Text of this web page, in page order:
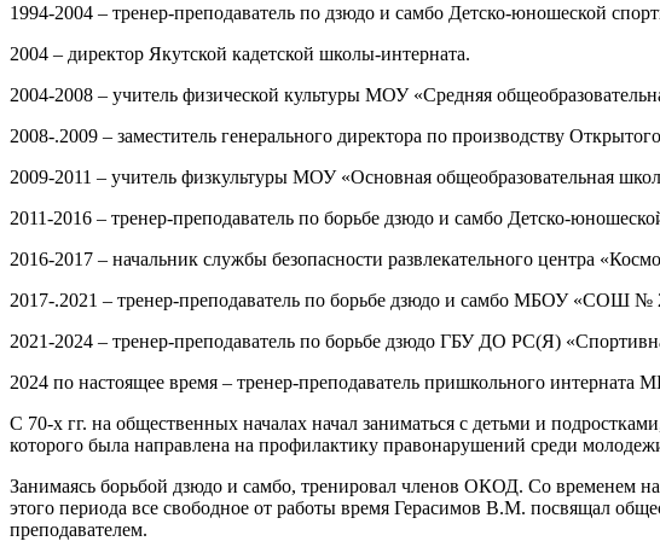
1994-2004 – тренер-преподаватель по дзюдо и самбо Детско-юношеской
2004 – директор Якутской кадетской школы-интерната.
2004-2008 – учитель физической культуры МОУ «Средняя
2008-.2009 – заместитель генерального директора по производству
2009-2011 – учитель физкультуры МОУ «Основная общеобразовательная
2011-2016 – тренер-преподаватель по борьбе дзюдо и самбо Детско-
2016-2017 – начальник службы безопасности развлекательного центра
2017-.2021 – тренер-преподаватель по борьбе дзюдо и самбо МБОУ «СОШ №
2021-2024 – тренер-преподаватель по борьбе дзюдо ГБУ ДО РС(Я)
2024 по настоящее время – тренер-преподаватель пришкольного
С 70-х гг. на общественных началах начал заниматься с детьми и
которого была направлена на профилактику правонарушений среди
Занимаясь борьбой дзюдо и самбо, тренировал членов ОКОД. Со временем
этого периода все свободное от работы время Герасимов В.М. посвящал
преподавателем.